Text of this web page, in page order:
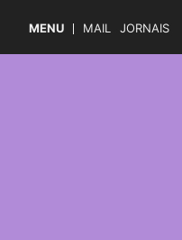
MENU MAIL JORNAIS